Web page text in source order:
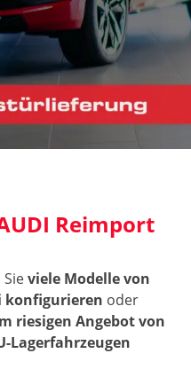
Reimport
viele Modelle von
konfigurieren oder
riesigen Angebot von
Lagerfahrzeugen